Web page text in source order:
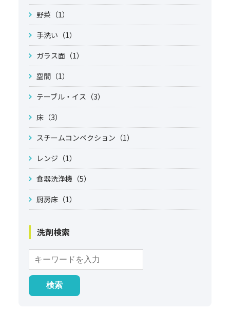
野菜（1）
手洗い（1）
ガラス面（1）
空間（1）
テーブル・イス（3）
床（3）
スチームコンベクション（1）
レンジ（1）
食器洗浄機（5）
厨房床（1）
洗剤検索